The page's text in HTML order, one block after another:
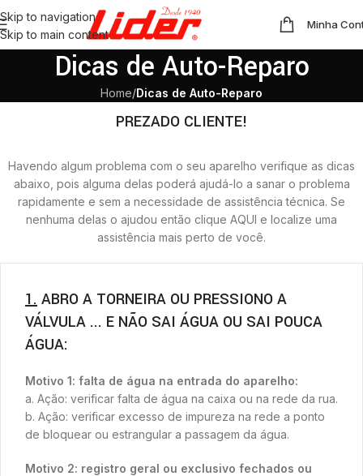
Skip to navigation
Skip to main content
Minha
Dicas de Auto-Reparo
Home/Dicas de Auto-Reparo
PREZADO CLIENTE!
Havendo algum problema com o seu aparelho verifique as dicas
abaixo, pois alguma delas poderá ajudá-lo a sanar o problema
rapidamente e sem a necessidade de assistência técnica. Se
nenhuma delas o ajudou então clique AQUI e localize uma
assistência mais perto de você.
1. ABRO A TORNEIRA OU PRESSIONO A
VÁLVULA ... E NÃO SAI ÁGUA OU SAI POUCA
ÁGUA:
Motivo 1: falta de água na entrada do aparelho:
a. Ação: verificar falta de água na caixa ou na rede da rua.
b. Ação: verificar excesso de impureza na rede a ponto
de bloquear ou estrangular a passagem da água.
Motivo 2: registro geral ou exclusivo fechados ou